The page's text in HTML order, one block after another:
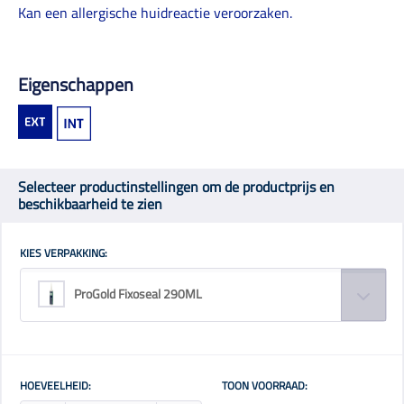
Kan een allergische huidreactie veroorzaken.
Eigenschappen
Selecteer productinstellingen om de productprijs en
beschikbaarheid te zien
KIES VERPAKKING:
ProGold Fixoseal 290ML
HOEVEELHEID: TOON VOORRAAD: